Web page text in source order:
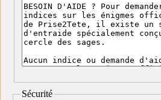
Sécurité